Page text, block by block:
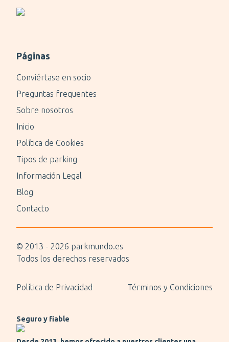
Páginas
Conviértase en socio
Preguntas frequentes
Sobre nosotros
Inicio
Política de Cookies
Tipos de parking
Información Legal
Blog
Contacto
© 2013 - 2026 parkmundo.es
Todos los derechos reservados
Política de Privacidad Términos y Condiciones
Seguro y fiable